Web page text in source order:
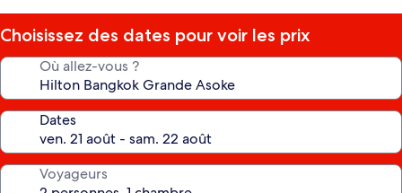
Choisissez des dates pour voir les prix
Où allez-vous ?
Dates
Voyageurs